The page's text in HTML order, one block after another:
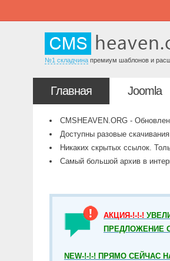
№1 складчина премиум шаблонов и
Главная Joomla
CMSHEAVEN.ORG -
Доступны разовые
Никаких скрытых ссылок.
Самый большой архив в
АКЦИЯ-!-!-!
ПРЕДЛОЖЕНИЕ
NEW-!-!-! ПРЯМО СЕЙЧАС